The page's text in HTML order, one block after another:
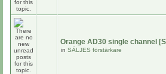
Orange AD30 single channel
in SÄLJES förstärkare